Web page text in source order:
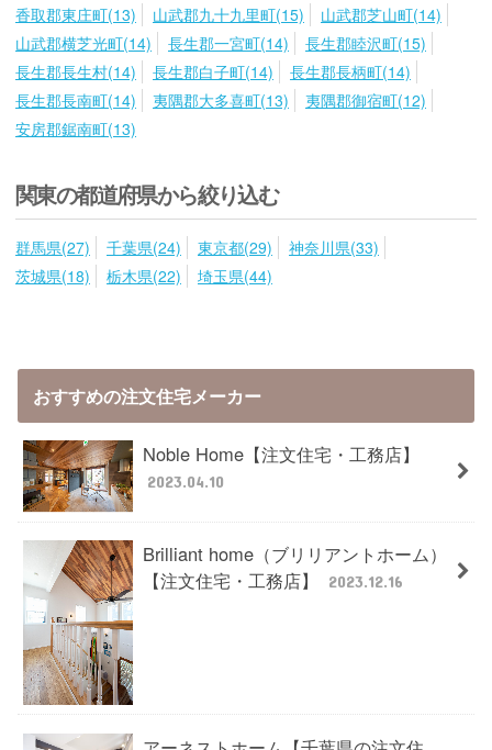
香取郡東庄町(13)
山武郡九十九里町(15)
山武郡芝山町(14)
山武郡横芝光町(14)
長生郡一宮町(14)
長生郡睦沢町(15)
長生郡長生村(14)
長生郡白子町(14)
長生郡長柄町(14)
長生郡長南町(14)
夷隅郡大多喜町(13)
夷隅郡御宿町(12)
安房郡鋸南町(13)
関東の都道府県から絞り込む
群馬県(27) 千葉県(24) 東京都(29)
神奈川県(33)
茨城県(18)
栃木県(22) 埼玉県(44)
おすすめの注文住宅メーカー
Noble Home【注文住宅・工務店】
2023.04.10
Brilliant home（ブリリアントホーム）
【注文住宅・工務店】
2023.12.16